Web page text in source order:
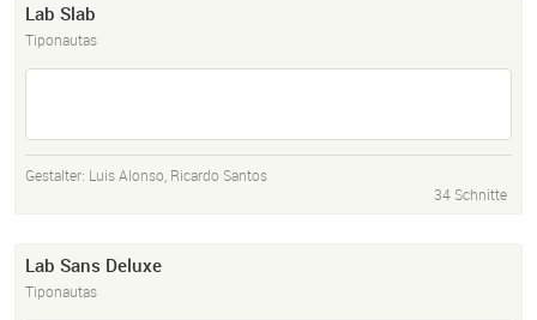
Lab Slab
Tiponautas
Gestalter: Luis Alonso, Ricardo Santos
34 Schnitte
Lab Sans Deluxe
Tiponautas